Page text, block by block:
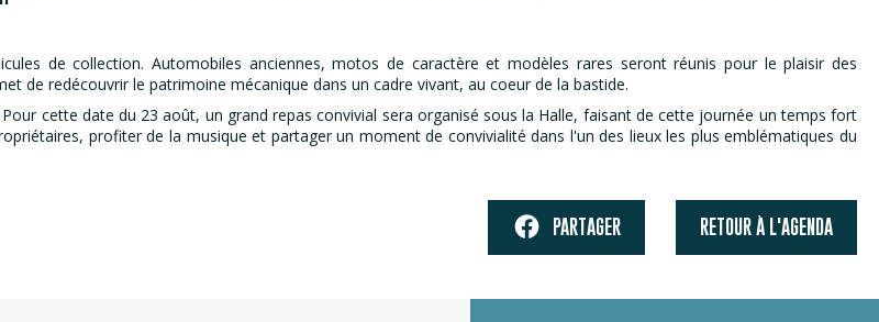
de collection. Automobiles anciennes, motos de caractère et modèles rares seront réunis pour le plaisir des
de redécouvrir le patrimoine mécanique dans un cadre vivant, au coeur de la bastide.
cette date du 23 août, un grand repas convivial sera organisé sous la Halle, faisant de cette journée un temps fort
profiter de la musique et partager un moment de convivialité dans l'un des lieux les plus emblématiques du
PARTAGER RETOUR À L'AGENDA